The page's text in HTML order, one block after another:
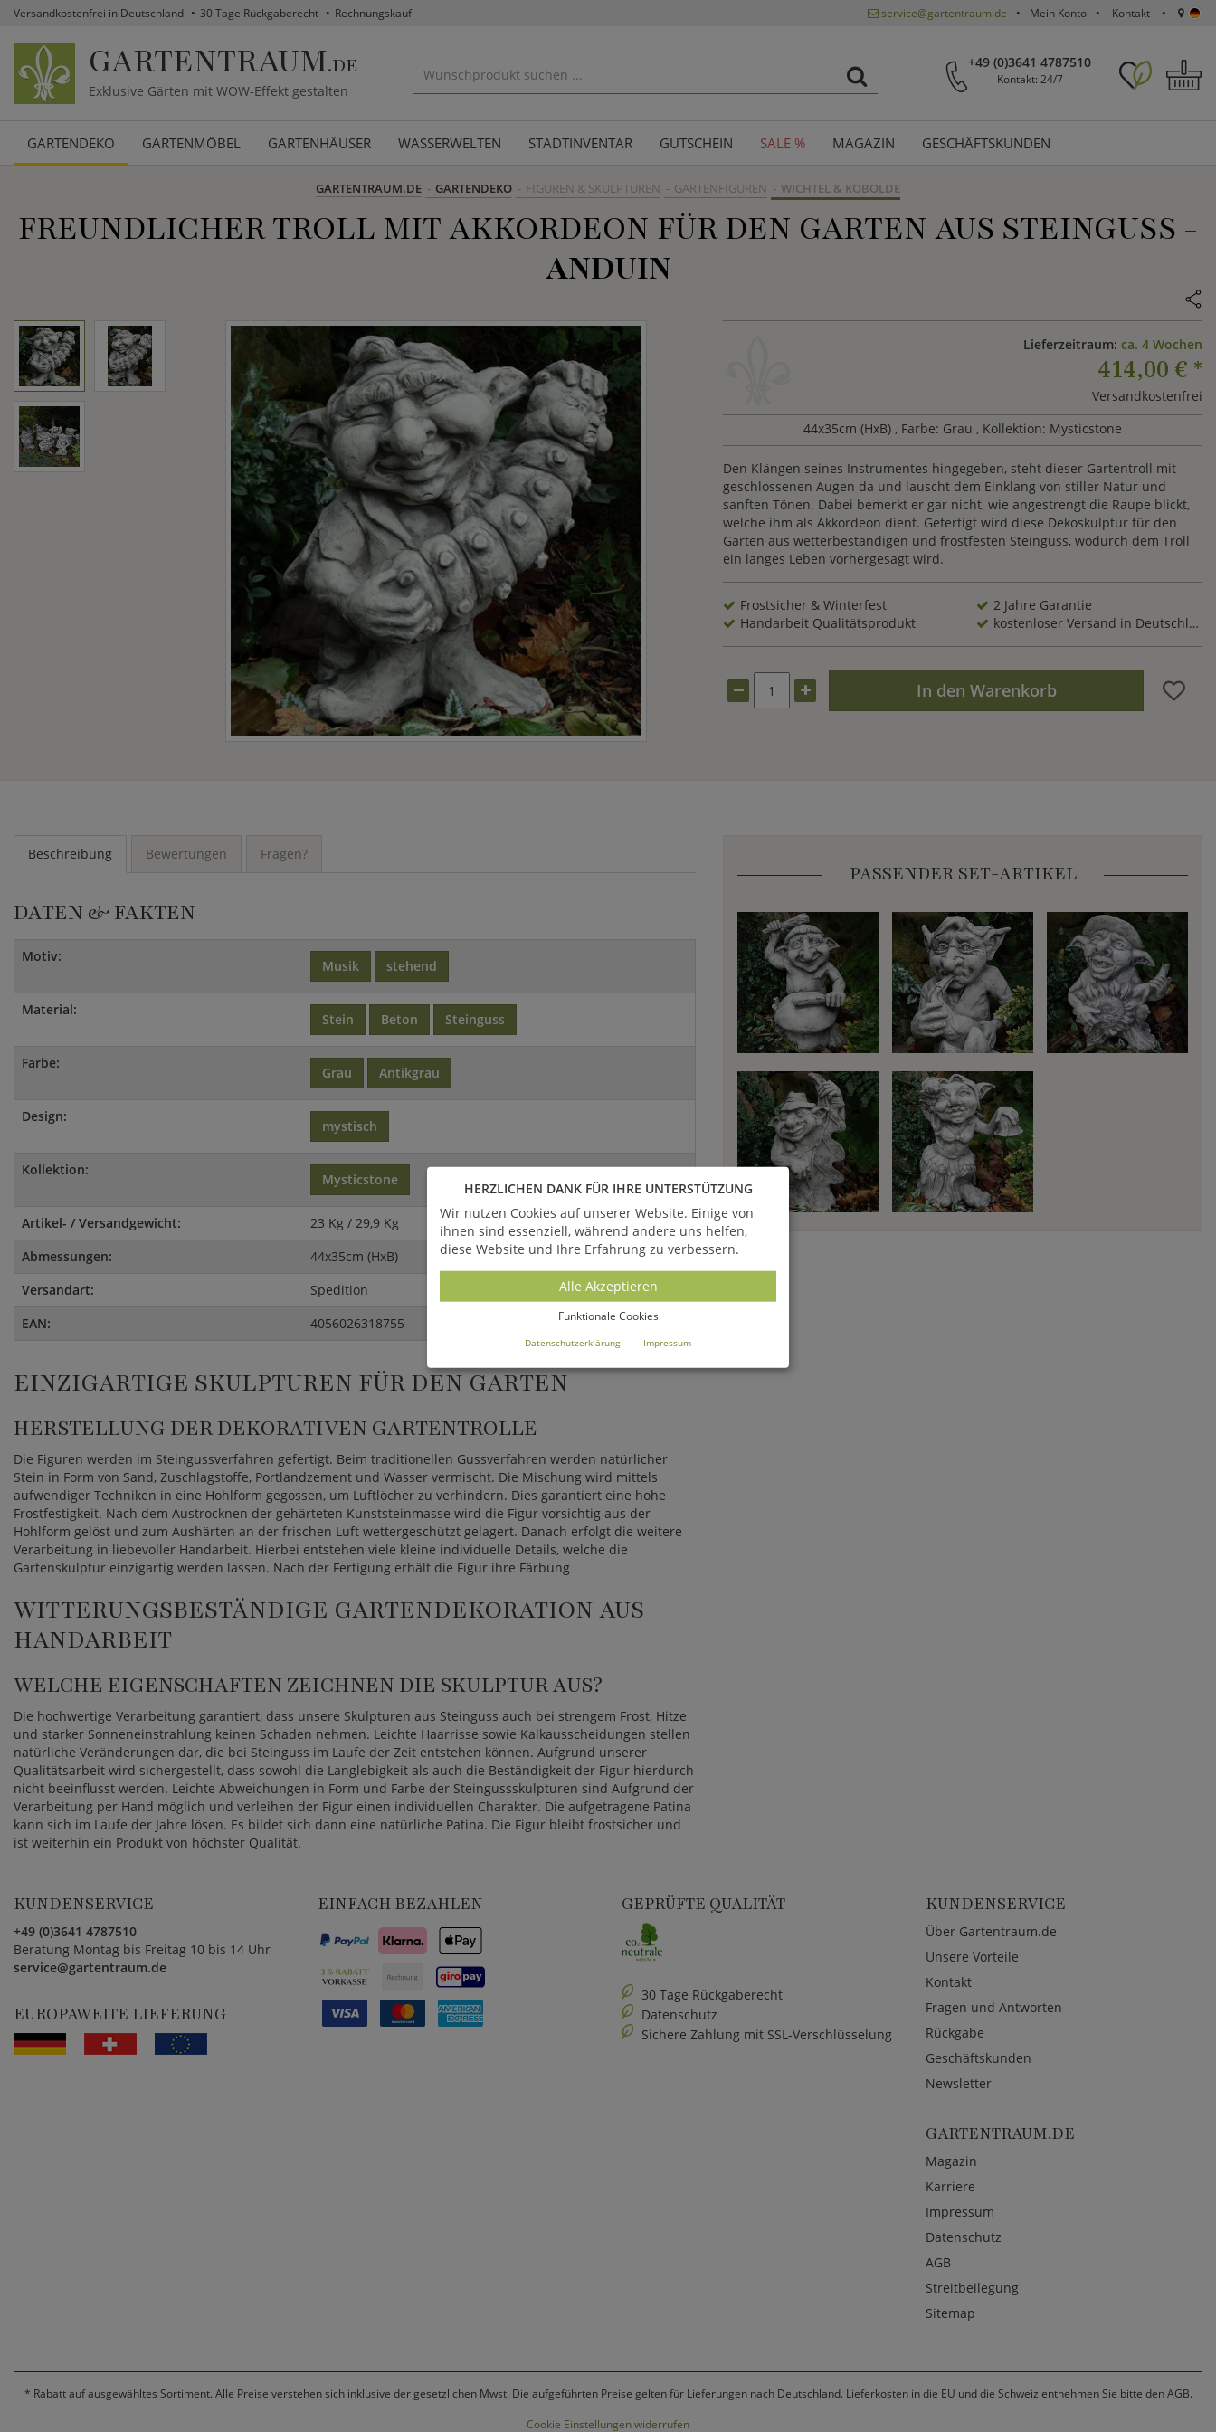
Versandkostenfrei in Deutschland 30 Tage Rückgaberecht Rechnungskauf service@gartentraum.de Mein Konto Kontakt
GARTENTRAUM.DE
Exklusive Gärten mit WOW-Effekt gestalten
+49 (0)3641 4787510
Kontakt: 24/7
GARTENDEKO GARTENMÖBEL GARTENHÄUSER WASSERWELTEN STADTINVENTAR GUTSCHEIN SALE % MAGAZIN GESCHÄFTSKUNDEN
GARTENTRAUM.DE GARTENDEKO FIGUREN & SKULPTUREN GARTENFIGUREN WICHTEL & KOBOLDE
FREUNDLICHER TROLL MIT AKKORDEON FÜR DEN GARTEN AUS STEINGUSS -
ANDUIN
Lieferzeitraum: ca. 4 Wochen
414,00 € *
Versandkostenfrei
44x35cm (HxB) , Farbe: Grau , Kollektion: Mysticstone
Den Klängen seines Instrumentes hingegeben, steht dieser Gartentroll mit
geschlossenen Augen da und lauscht dem Einklang von stiller Natur und
sanften Tönen. Dabei bemerkt er gar nicht, wie angestrengt die Raupe blickt,
welche ihm als Akkordeon dient. Gefertigt wird diese Dekoskulptur für den
Garten aus wetterbeständigen und frostfesten Steinguss, wodurch dem Troll
ein langes Leben vorhergesagt wird.
Frostsicher & Winterfest
2 Jahre Garantie
Handarbeit Qualitätsprodukt
kostenloser Versand in Deutschland
In den Warenkorb
Beschreibung Bewertungen Fragen?
DATEN & FAKTEN
Motiv:
Musik stehend
Material:
Stein Beton Steinguss
Farbe:
Grau Antikgrau
Design:
mystisch
Kollektion:
Mysticstone
Artikel- / Versandgewicht:
23 Kg / 29,9 Kg
Abmessungen:
44x35cm (HxB)
Versandart:
Spedition
EAN:
4056026318755
EINZIGARTIGE SKULPTUREN FÜR DEN GARTEN
HERSTELLUNG DER DEKORATIVEN GARTENTROLLE
Die Figuren werden im Steingussverfahren gefertigt. Beim traditionellen Gussverfahren werden natürlicher
Stein in Form von Sand, Zuschlagstoffe, Portlandzement und Wasser vermischt. Die Mischung wird mittels
aufwendiger Techniken in eine Hohlform gegossen, um Luftlöcher zu verhindern. Dies garantiert eine hohe
Frostfestigkeit. Nach dem Austrocknen der gehärteten Kunststeinmasse wird die Figur vorsichtig aus der
Hohlform gelöst und zum Aushärten an der frischen Luft wettergeschützt gelagert. Danach erfolgt die weitere
Verarbeitung in liebevoller Handarbeit. Hierbei entstehen viele kleine individuelle Details, welche die
Gartenskulptur einzigartig werden lassen. Nach der Fertigung erhält die Figur ihre Färbung
WITTERUNGSBESTÄNDIGE GARTENDEKORATION AUS
HANDARBEIT
WELCHE EIGENSCHAFTEN ZEICHNEN DIE SKULPTUR AUS?
Die hochwertige Verarbeitung garantiert, dass unsere Skulpturen aus Steinguss auch bei strengem Frost, Hitze
und starker Sonneneinstrahlung keinen Schaden nehmen. Leichte Haarrisse sowie Kalkausscheidungen stellen
natürliche Veränderungen dar, die bei Steinguss im Laufe der Zeit entstehen können. Aufgrund unserer
Qualitätsarbeit wird sichergestellt, dass sowohl die Langlebigkeit als auch die Beständigkeit der Figur hierdurch
nicht beeinflusst werden. Leichte Abweichungen in Form und Farbe der Steingussskulpturen sind Aufgrund der
Verarbeitung per Hand möglich und verleihen der Figur einen individuellen Charakter. Die aufgetragene Patina
kann sich im Laufe der Jahre lösen. Es bildet sich dann eine natürliche Patina. Die Figur bleibt frostsicher und
ist weiterhin ein Produkt von höchster Qualität.
PASSENDER SET-ARTIKEL
KUNDENSERVICE
+49 (0)3641 4787510
Beratung Montag bis Freitag 10 bis 14 Uhr
service@gartentraum.de
EUROPAWEITE LIEFERUNG
EINFACH BEZAHLEN GEPRÜFTE QUALITÄT
30 Tage Rückgaberecht
Datenschutz
Sichere Zahlung mit SSL-Verschlüsselung
KUNDENSERVICE
Über Gartentraum.de
Unsere Vorteile
Kontakt
Fragen und Antworten
Rückgabe
Geschäftskunden
Newsletter
GARTENTRAUM.DE
Magazin
Karriere
Impressum
Datenschutz
AGB
Streitbeilegung
Sitemap
* Rabatt auf ausgewähltes Sortiment. Alle Preise verstehen sich inklusive der gesetzlichen Mwst. Die aufgeführten Preise gelten für Lieferungen nach Deutschland. Lieferkosten in die EU und die Schweiz entnehmen Sie bitte den AGB.
Cookie Einstellungen widerrufen
HERZLICHEN DANK FÜR IHRE UNTERSTÜTZUNG
Wir nutzen Cookies auf unserer Website. Einige von
ihnen sind essenziell, während andere uns helfen,
diese Website und Ihre Erfahrung zu verbessern.
Alle Akzeptieren
Funktionale Cookies
Datenschutzerklärung Impressum